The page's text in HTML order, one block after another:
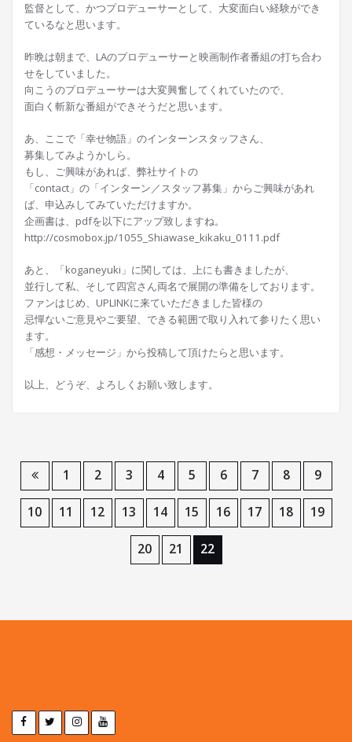
監督として、かつプロデューサーとして、大変面白い経験ができ
ているなと思います。
昨晩は朝まで、LAのプロデューサーと映画制作者番組の打ち合わ
せをしていました。
向こうのプロデューサーは大変興奮してくれていたので、
面白く斬新な番組ができそうだと思います。
あ、ここで「幸せ物語」のインターンスタッフさん、
募集してみようかしら。
もし、ご興味があれば、弊社サイトの
「contact」の「インターン／スタッフ募集」からご興味があれ
ば、申込みしてみていただけますか。
企画書は、pdfを以下にアップ致しますね。
http://cosmobox.jp/1055_Shiawase_kikaku_0111.pdf
あと、「koganeyuki」に関しては、上にも書きましたが、
並行して私、そして四宮さん両名で展開の準備をしております。
ファンはじめ、UPLINKに来ていただきました皆様の
忌憚ないご意見やご要望、できる範囲で取り入れて参りたく思い
ます。
「感想・メッセージ」から投稿して頂けたらと思います。
以上、どうぞ、よろしくお願い致します。
1 2 3 4 5 6 7 8 9
10 11 12 13 14 15 16 17 18 19
20 21 22